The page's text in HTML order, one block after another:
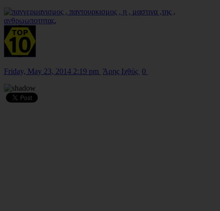
Friday, May 23, 2014 2:19 pm Άρης Ιχθύς 0